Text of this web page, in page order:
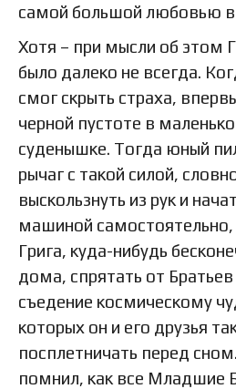
самой большой любовью в
Хотя – при мысли об этом
было далеко не всегда.
смог скрыть страха,
черной пустоте в
суденышке. Тогда юный
рычаг с такой силой,
выскользнуть из рук и
машиной самостоятельно,
Грига, куда-нибудь
дома, спрятать от Братьев
съедение космическому
которых он и его друзья
посплетничать перед
помнил, как все Младшие